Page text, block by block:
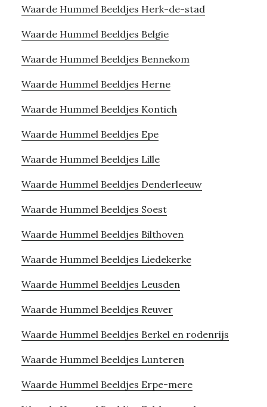
Waarde Hummel Beeldjes Herk-de-stad
Waarde Hummel Beeldjes Belgie
Waarde Hummel Beeldjes Bennekom
Waarde Hummel Beeldjes Herne
Waarde Hummel Beeldjes Kontich
Waarde Hummel Beeldjes Epe
Waarde Hummel Beeldjes Lille
Waarde Hummel Beeldjes Denderleeuw
Waarde Hummel Beeldjes Soest
Waarde Hummel Beeldjes Bilthoven
Waarde Hummel Beeldjes Liedekerke
Waarde Hummel Beeldjes Leusden
Waarde Hummel Beeldjes Reuver
Waarde Hummel Beeldjes Berkel en rodenrijs
Waarde Hummel Beeldjes Lunteren
Waarde Hummel Beeldjes Erpe-mere